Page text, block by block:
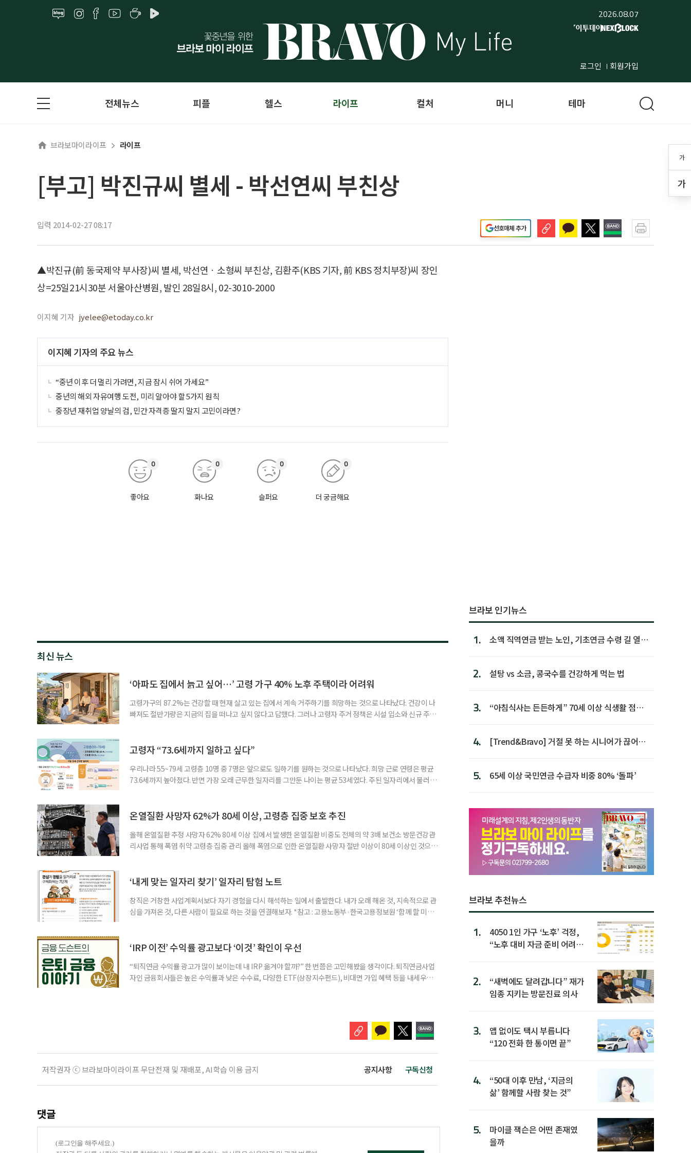
2026.08.07
로그인 회원가입
가
가
전체뉴스 피플 헬스 라이프 컬처 머니 테마
브라보마이라이프 라이프
[부고] 박진규씨 별세 - 박선연씨 부친상
입력 2014-02-27 08:17 선호매체 추가
▲박진규(前 동국제약 부사장)씨 별세, 박선연ㆍ소형씨 부친상, 김환주(KBS 기자, 前 KBS 정치부장)씨 장인
상=25일21시30분 서울아산병원, 발인 28일8시, 02-3010-2000
이지혜 기자 jyelee@etoday.co.kr
이지혜 기자의 주요 뉴스
“중년 이후 더 멀리 가려면, 지금 잠시 쉬어 가세요”
중년의 해외 자유여행 도전, 미리 알아야 할 5가지 원칙
중장년 재취업 양날의 검, 민간 자격증 딸지 말지 고민이라면?
좋아요
0
화나요
0
슬퍼요
0
더 궁금해요
0
최신 뉴스
‘아파도 집에서 늙고 싶어…’ 고령 가구 40% 노후 주택이라 어려워
고령가구의 87.2%는 건강할 때 현재 살고 있는 집에서 계속 거주하기를 희망하는 것으로 나타났다. 건강이 나
빠져도 절반가량은 지금의 집을 떠나고 싶지 않다고 답했다. 그러나 고령자 주거 정책은 시설 입소와 신규 주택
여름호에 실린 ‘통합돌봄 시행에 따른 고령자 주거-돌봄 협업 체계 구축 방안’ 보고서는 고
고령자 “73.6세까지 일하고 싶다”
우리나라 55~79세 고령층 10명 중 7명은 앞으로도 일하기를 원하는 것으로 나타났다. 희망 근로 연령은 평균
73.6세까지 높아졌다. 반면 가장 오래 근무한 일자리를 그만둔 나이는 평균 53세였다. 주된 일자리에서 물러난
7000명으로, 1년 전보다 57만 명 증가했다. 15세 이상 인구에서 차지하는 비중은
온열질환 사망자 62%가 80세 이상, 고령층 집중 보호 추진
올해 온열질환 추정 사망자 62% 80세 이상 집에서 발생한 온열질환 비중도 전체의 약 3배 보건소 방문건강관
리사업 통해 폭염 취약 고령층 집중 관리 올해 폭염으로 인한 온열질환 사망자 절반 이상이 80세 이상인 것으로
고령층은 825명(33.8%), 80세 이상은 300명(12.3%)으로 집계됐다. 연령별 환자 수
‘내게 맞는 일자리 찾기’ 일자리 탐험 노트
창직은 거창한 사업계획서보다 자기 경험을 다시 해석하는 일에서 출발한다. 내가 오래 해온 것, 지속적으로 관
심을 가져온 것, 다른 사람이 필요로 하는 것을 연결해보자. *참고 : 고용노동부·한국고용정보원 ‘함께 할 미래
2._______________ 3._______________ ▷ 그중 내가 직접 해볼 만
‘IRP 이전’ 수익률 광고보다 ‘이것’ 확인이 우선
“퇴직연금 수익률 광고가 많이 보이는데 내 IRP 옮겨야 할까?” 한 번쯤은 고민해봤을 생각이다. 퇴직연금사업
자인 금융회사들은 높은 수익률과 낮은 수수료, 다양한 ETF(상장지수펀드), 비대면 가입 혜택 등을 내세우며
저작권자 ⓒ 브라보마이라이프 무단전재 및 재배포, AI학습 이용 금지 공지사항 구독신청
댓글
브라보 인기뉴스
1.
소액 직역연금 받는 노인, 기초연금 수령 길 열린
2. 설탕 vs 소금, 콩국수를 건강하게 먹는 법
3.
“아침식사는 든든하게” 70세 이상 식생활 점수
4.
[Trend&Bravo] 거절 못 하는 시니어가 끊어야
5. 65세 이상 국민연금 수급자 비중 80% ‘돌파’
브라보 추천뉴스
1.
4050 1인 가구 ‘노후’ 걱정,
“노후 대비 자금 준비 어려
2.
“새벽에도 달려갑니다” 재가
임종 지키는 방문진료 의사
3.
앱 없이도 택시 부릅니다
“120 전화 한 통이면 끝”
4.
“50대 이후 만남, ‘지금의
삶’ 함께할 사람 찾는 것”
5.
마이클 잭슨은 어떤 존재였
을까